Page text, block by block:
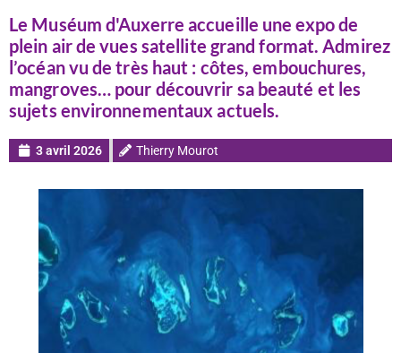
Le Muséum d'Auxerre accueille une expo de
plein air de vues satellite grand format. Admirez
l’océan vu de très haut : côtes, embouchures,
mangroves… pour découvrir sa beauté et les
sujets environnementaux actuels.
3 avril 2026 Thierry Mourot